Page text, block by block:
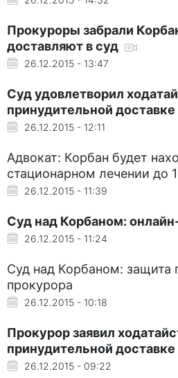
Прокуроры забрали
доставляют в суд
26.12.2015 - 13:47
Суд удовлетворил
принудительной
26.12.2015 - 12:11
Адвокат: Корбан будет
стационарном лечении до
26.12.2015 - 11:39
Суд над Корбаном:
26.12.2015 - 11:24
Суд над Корбаном: защита
прокурора
26.12.2015 - 10:18
Прокурор заявил
принудительной
26.12.2015 - 09:22